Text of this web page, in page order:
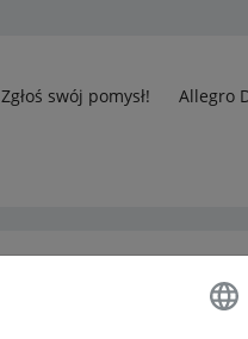
Zgłoś swój pomysł! Allegro